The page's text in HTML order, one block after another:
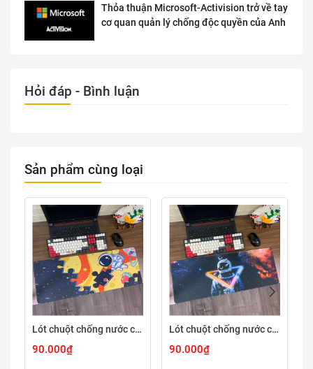
Thỏa thuận Microsoft-Activision trở về tay
cơ quan quản lý chống độc quyền của Anh
Hỏi đáp - Bình luận
Sản phẩm cùng loại
Lót chuột chống nước cỡ lớn 80x30cm dày 3mm ASTRO-03-80X30
90.000₫
Lót chuột chống nước cỡ lớn 80x30cm dày 3mm ASTRO-02-80X30
90.000₫